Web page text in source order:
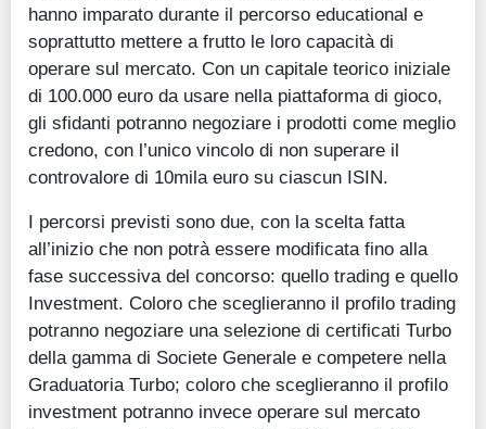
hanno imparato durante il percorso educational e
soprattutto mettere a frutto le loro capacità di
operare sul mercato. Con un capitale teorico iniziale
di 100.000 euro da usare nella piattaforma di gioco,
gli sfidanti potranno negoziare i prodotti come meglio
credono, con l’unico vincolo di non superare il
controvalore di 10mila euro su ciascun ISIN.
I percorsi previsti sono due, con la scelta fatta
all’inizio che non potrà essere modificata fino alla
fase successiva del concorso: quello trading e quello
Investment. Coloro che sceglieranno il profilo trading
potranno negoziare una selezione di certificati Turbo
della gamma di Societe Generale e competere nella
Graduatoria Turbo; coloro che sceglieranno il profilo
investment potranno invece operare sul mercato